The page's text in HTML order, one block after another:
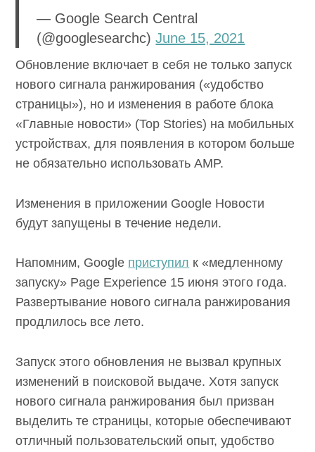
— Google Search Central
(@googlesearchc)June 15, 2021
Обновление включает в себя не только запуск
нового сигнала ранжирования («удобство
страницы»), но и изменения в работе блока
«Главные новости» (Top Stories) на мобильных
устройствах, для появления в котором больше
не обязательно использовать AMP.
Изменения в приложении Google Новости
будут запущены в течение недели.
Напомним, Google приступил к «медленному
запуску» Page Experience 15 июня этого года.
Развертывание нового сигнала ранжирования
продлилось все лето.
Запуск этого обновления не вызвал крупных
изменений в поисковой выдаче. Хотя запуск
нового сигнала ранжирования был призван
выделить те страницы, которые обеспечивают
отличный пользовательский опыт, удобство